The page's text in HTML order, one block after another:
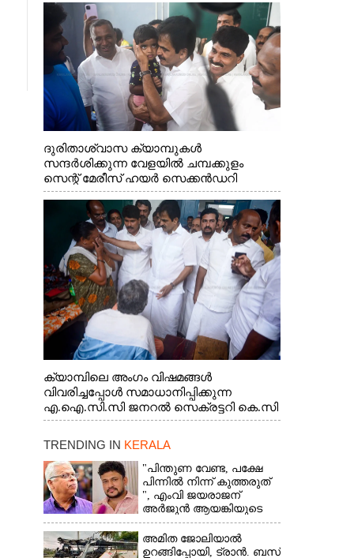
ദുരിതാശ്വാസ ക്യാമ്പുകൾ
സന്ദർശിക്കുന്ന വേളയിൽ ചമ്പക്കുളം
സെന്റ് മേരീസ് ഹയർ സെക്കൻഡറി
സ്കൂളിലെ ക്യാമ്പിലെത്തിയ എ.ഐ.സി.സി
ജനറൽ സെക്രട്ടറി കെ.സി
വേണുഗോപാൽ എം.പി കുരുന്നിനെ
എടുത്ത് ലാളിച്ചപ്പോൾ. സഹകരണ-
എക്സൈസ് വകുപ്പ് മന്ത്രി എം. ലിജു,
കൃഷിവകുപ്പ് മന്ത്രി ടി. സിദ്ദിഖ്, റെജി
ചെറിയാൻ എം. എൽ. എ എന്നിവർ സമീപം
ക്യാമ്പിലെ അംഗം വിഷമങ്ങൾ
വിവരിച്ചപ്പോൾ സമാധാനിപ്പിക്കുന്ന
എ.ഐ.സി.സി ജനറൽ സെക്രട്ടറി കെ.സി
വേണുഗോപാൽ എം.പി. സഹകരണ-
എന്നിവർ
TRENDING IN KERALA
"പിന്തുണ വേണ്ട,​ പക്ഷേ
പിന്നിൽ നിന്ന് കുത്തരുത്
", എംവി ജയരാജന്
അർജുൻ ആയങ്കിയുടെ
മറുപടി
അമിത ജോലിയാൽ
ഉറങ്ങിപ്പോയി, ട്രാൻ. ബസ്